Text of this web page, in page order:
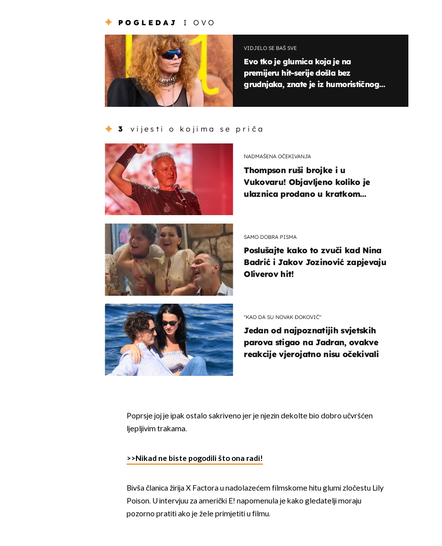
POGLEDAJ I OVO
VIDJELO SE BAŠ SVE
Evo tko je glumica koja je na
premijeru hit-serije došla bez
grudnjaka, znate je iz humorističnog
3 vijesti o kojima se priča
NADMAŠENA OČEKIVANJA
Thompson ruši brojke i u
Vukovaru! Objavljeno koliko je
ulaznica prodano u kratkom
SAMO DOBRA PISMA
Poslušajte kako to zvuči kad Nina
Badrić i Jakov Jozinović zapjevaju
Oliverov hit!
"KAO DA SU NOVAK ĐOKOVIĆ"
Jedan od najpoznatijih svjetskih
parova stigao na Jadran, ovakve
reakcije vjerojatno nisu očekivali
Poprsje joj je ipak ostalo sakriveno jer je njezin dekolte bio dobro učvršćen
ljepljivim trakama.
>>Nikad ne biste pogodili što ona radi!
Bivša članica žirija X Factora u nadolazećem filmskome hitu glumi zločestu Lily
Poison. U intervjuu za američki E! napomenula je kako gledatelji moraju
pozorno pratiti ako je žele primjetiti u filmu.